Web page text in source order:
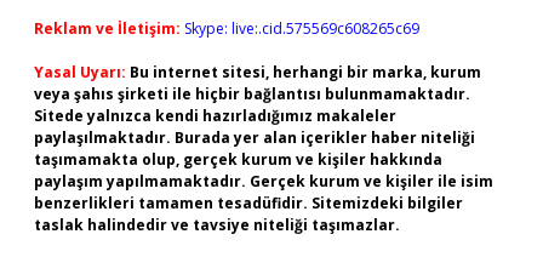
Reklam ve İletişim: Skype: live:.cid.575569c608265c69
Yasal Uyarı: Bu internet sitesi, herhangi bir marka, kurum
veya şahıs şirketi ile hiçbir bağlantısı bulunmamaktadır.
Sitede yalnızca kendi hazırladığımız makaleler
paylaşılmaktadır. Burada yer alan içerikler haber niteliği
taşımamakta olup, gerçek kurum ve kişiler hakkında
paylaşım yapılmamaktadır. Gerçek kurum ve kişiler ile isim
benzerlikleri tamamen tesadüfidir. Sitemizdeki bilgiler
taslak halindedir ve tavsiye niteliği taşımazlar.